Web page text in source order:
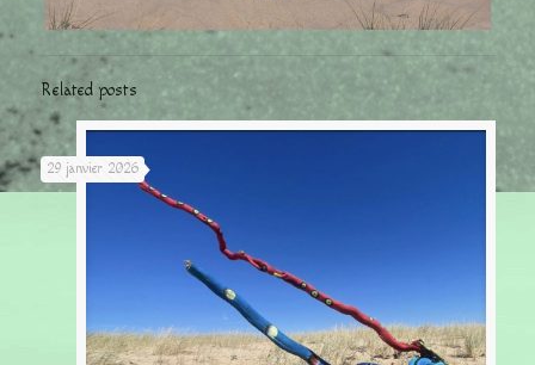
Related posts
29 janvier 2026